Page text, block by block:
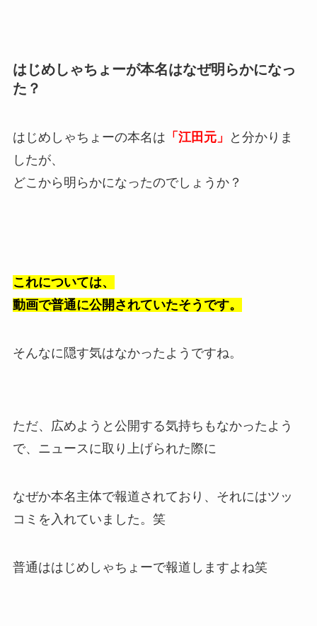
はじめしゃちょーが本名はなぜ明らかになっ
た？
はじめしゃちょーの本名は 「江田元」
と分かりま
したが、
どこから明らかになったのでしょうか？
これについては、
動画で普通に公開されていたそうです。
そんなに隠す気はなかったようですね。
ただ、広めようと公開する気持ちもなかったよう
で、ニュースに取り上げられた際に
なぜか本名主体で報道されており、それにはツッ
コミを入れていました。笑
普通ははじめしゃちょーで報道しますよね笑